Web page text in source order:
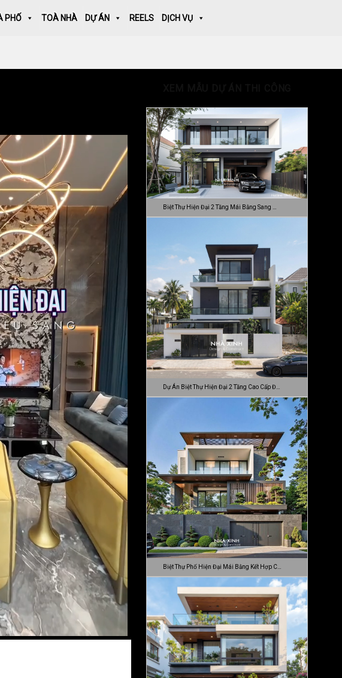
PHỐ TOÀ NHÀ DỰ ÁN REELS DỊCH VỤ
Biệt Thự Hiện Đại 2 Tầng Mái Bằng Sang …
Dự Án Biệt Thự Hiện Đại 2 Tầng Cao Cấp Đ…
Biệt Thự Phố Hiện Đại Mái Bằng Kết Hợp C…